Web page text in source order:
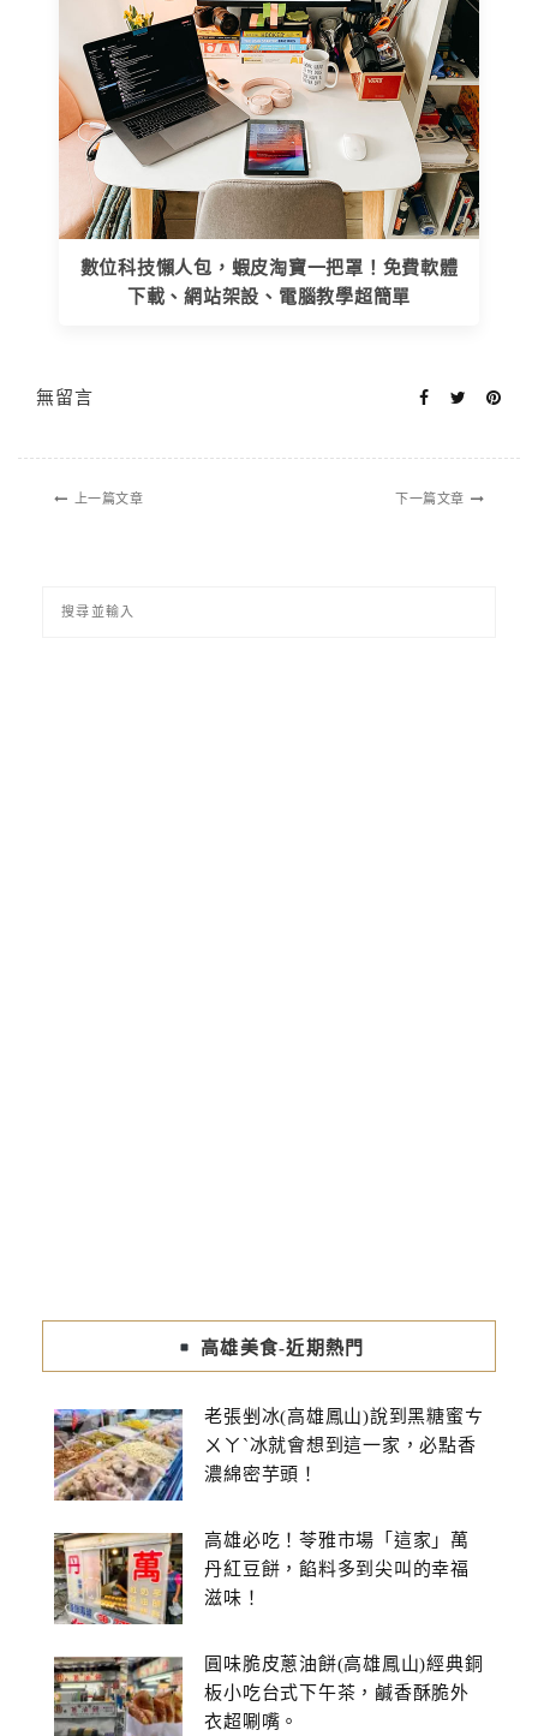
數位科技懶人包，蝦皮淘寶一把罩！免費軟體
下載、網站架設、電腦教學超簡單
無留言
上一篇文章 下一篇文章
高雄美食-近期熱門
老張剉冰(高雄鳳山)說到黑糖蜜ㄘ
ㄨㄚˋ冰就會想到這一家，必點香
濃綿密芋頭！
高雄必吃！苓雅市場「這家」萬
丹紅豆餅，餡料多到尖叫的幸福
滋味！
圓味脆皮蔥油餅(高雄鳳山)經典銅
板小吃台式下午茶，鹹香酥脆外
衣超唰嘴。